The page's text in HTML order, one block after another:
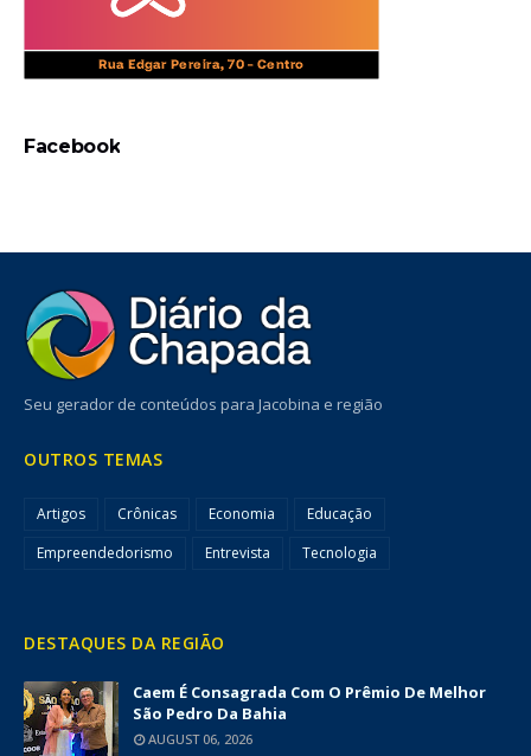
Facebook
Seu gerador de conteúdos para Jacobina e região
OUTROS TEMAS
Artigos Crônicas Economia
Educação
Empreendedorismo
Entrevista Tecnologia
DESTAQUES DA REGIÃO
Caem É Consagrada Com O Prêmio De Melhor
São Pedro Da Bahia
AUGUST 06, 2026